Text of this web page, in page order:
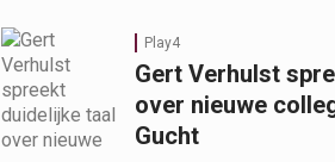
Play4
Gert Verhulst
over nieuwe
Gucht